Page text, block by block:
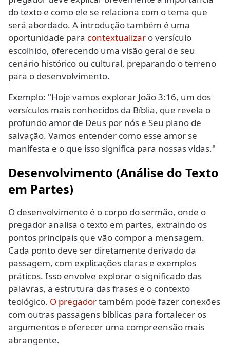
do texto e como ele se relaciona com o tema que
será abordado. A introdução também é uma
oportunidade para contextualizar o versículo
escolhido, oferecendo uma visão geral de seu
cenário histórico ou cultural, preparando o terreno
para o desenvolvimento.
Exemplo: "Hoje vamos explorar João 3:16, um dos
versículos mais conhecidos da Bíblia, que revela o
profundo amor de Deus por nós e Seu plano de
salvação. Vamos entender como esse amor se
manifesta e o que isso significa para nossas vidas."
Desenvolvimento (Análise do Texto
em Partes)
O desenvolvimento é o corpo do sermão, onde o
pregador analisa o texto em partes, extraindo os
pontos principais que vão compor a mensagem.
Cada ponto deve ser diretamente derivado da
passagem, com explicações claras e exemplos
práticos. Isso envolve explorar o significado das
palavras, a estrutura das frases e o contexto
teológico. O pregadortambém pode fazer conexões
com outras passagens bíblicas para fortalecer os
argumentos e oferecer uma compreensão mais
abrangente.